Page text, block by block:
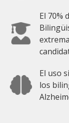
El 70%
El uso
los